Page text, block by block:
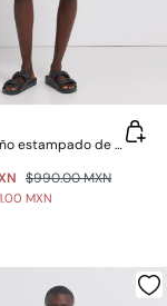
Traje de baño estampado de tiburones
$990.00 MXN
MXN